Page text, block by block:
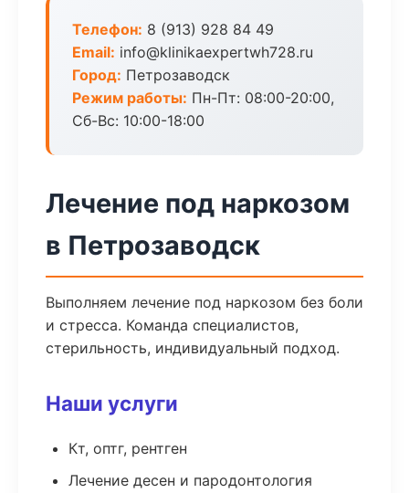
Телефон: 8 (913) 928 84 49
Email: info@klinikaexpertwh728.ru
Город: Петрозаводск
Режим работы: Пн-Пт: 08:00-20:00,
Сб-Вс: 10:00-18:00
Лечение под наркозом
в Петрозаводск
Выполняем лечение под наркозом без боли
и стресса. Команда специалистов,
стерильность, индивидуальный подход.
Наши услуги
Кт, оптг, рентген
Лечение десен и пародонтология